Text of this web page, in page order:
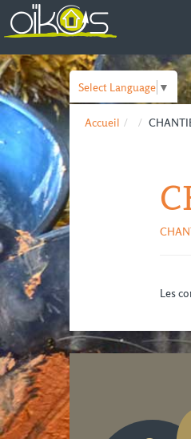
Select Language ▼
Accueil
Les